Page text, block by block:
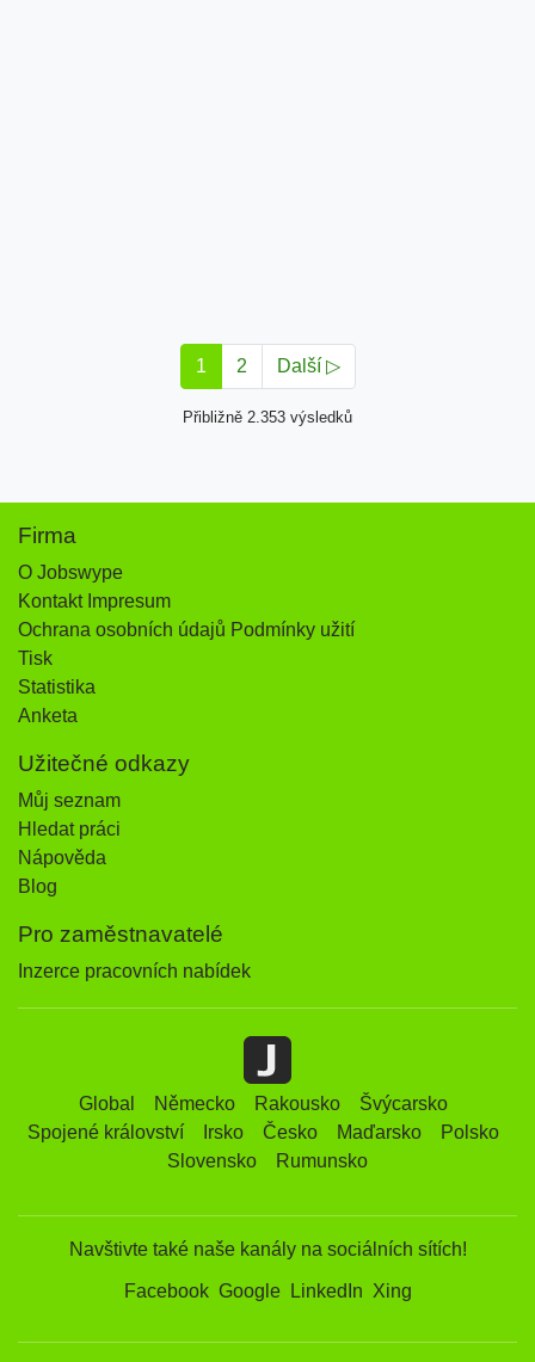
1 2 Další ▷
Přibližně 2.353 výsledků
Firma
O Jobswype
Kontakt Impresum
Ochrana osobních údajů Podmínky užití
Tisk
Statistika
Anketa
Užitečné odkazy
Můj seznam
Hledat práci
Nápověda
Blog
Pro zaměstnavatelé
Inzerce pracovních nabídek
Global Německo Rakousko
Švýcarsko
Spojené království
Irsko Česko Maďarsko
Polsko
Slovensko
Rumunsko
Navštivte také naše kanály na sociálních sítích!
Facebook Google LinkedIn Xing